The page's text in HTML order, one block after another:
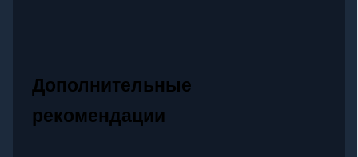
Дополнительные
рекомендации